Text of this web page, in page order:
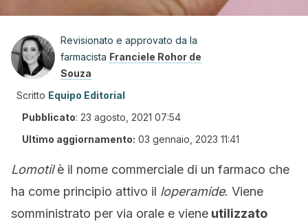
Revisionato e approvato da la
farmacista Franciele Rohor de
Souza
Scritto Equipo Editorial
Pubblicato: 23 agosto, 2021 07:54
Ultimo aggiornamento: 03 gennaio, 2023 11:41
Lomotilè il nome commerciale di un farmaco che
ha come principio attivo il loperamide. Viene
somministrato per via orale e viene utilizzato